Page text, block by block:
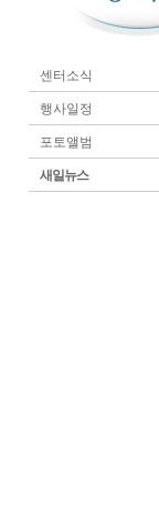
센터소식
행사일정
포토앨범
새일뉴스